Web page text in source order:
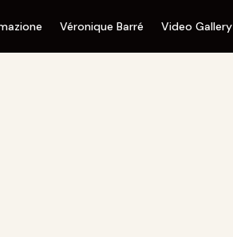
Véronique Barré Video Gallery